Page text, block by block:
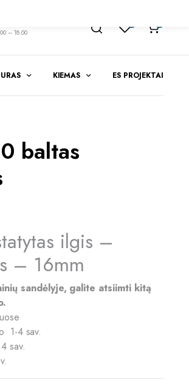
– 18.00
KIEMAS ES PROJEKTAI
baltas
ilgis –
– 16mm
sandėlyje, galite atsiimti kitą
1-4 sav.
sav.